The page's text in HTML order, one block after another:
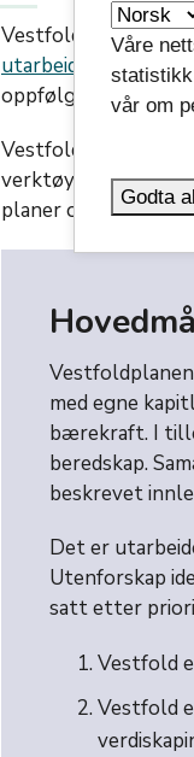
Vestfoldplanen
utarbeides eller
oppfølgingen av
Vestfoldplanen er
verktøyet Framsikt.
planer og føre til at
med egne
bærekraft. I
beredskap.
beskrevet
Det er
Utenforskap
satt etter
Vestfold
Vestfold
Våre
vår om
Godta